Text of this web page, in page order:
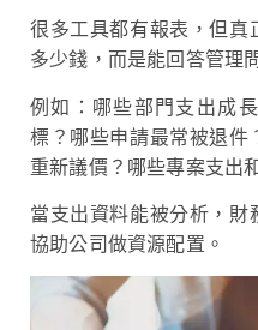
很多工具都有報表，但真
多少錢，而是能回答管理
例如：哪些部門支出成
標？哪些申請最常被退件
重新議價？哪些專案支出
當支出資料能被分析，財
協助公司做資源配置。